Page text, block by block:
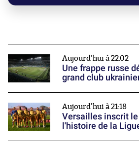
Aujourd'hui à 22:02
Une frappe russe
grand club
Aujourd'hui à 21:18
Versailles inscrit
l'histoire de la